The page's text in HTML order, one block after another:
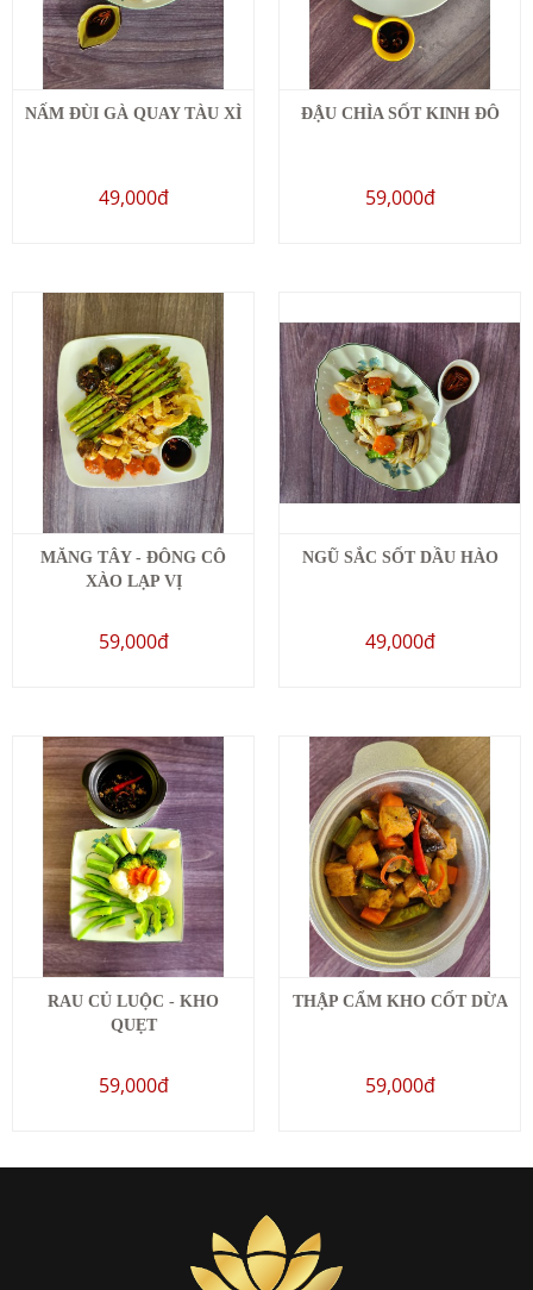
NẤM ĐÙI GÀ QUAY TÀU XÌ
49,000đ
ĐẬU CHÌA SỐT KINH ĐÔ
59,000đ
MĂNG TÂY - ĐÔNG CÔ
XÀO LẠP VỊ
59,000đ
NGŨ SẮC SỐT DẦU HÀO
49,000đ
RAU CỦ LUỘC - KHO
QUẸT
59,000đ
THẬP CẨM KHO CỐT DỪA
59,000đ